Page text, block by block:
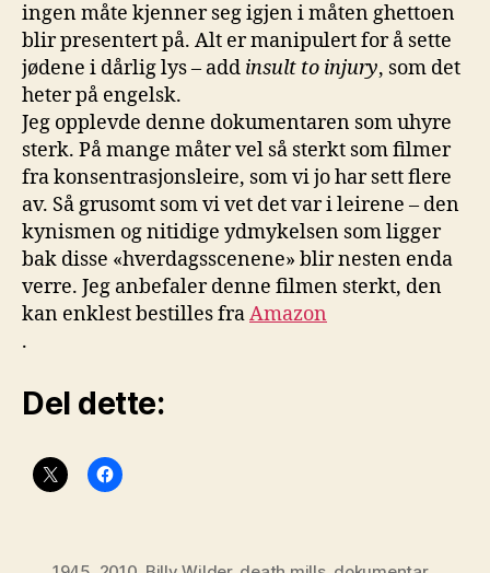
ingen måte kjenner seg igjen i måten ghettoen
blir presentert på. Alt er manipulert for å sette
jødene i dårlig lys – add insult to injury, som det
heter på engelsk.
Jeg opplevde denne dokumentaren som uhyre
sterk. På mange måter vel så sterkt som filmer
fra konsentrasjonsleire, som vi jo har sett flere
av. Så grusomt som vi vet det var i leirene – den
kynismen og nitidige ydmykelsen som ligger
bak disse «hverdagsscenene» blir nesten enda
verre. Jeg anbefaler denne filmen sterkt, den
kan enklest bestilles fraAmazon
.
Del dette: